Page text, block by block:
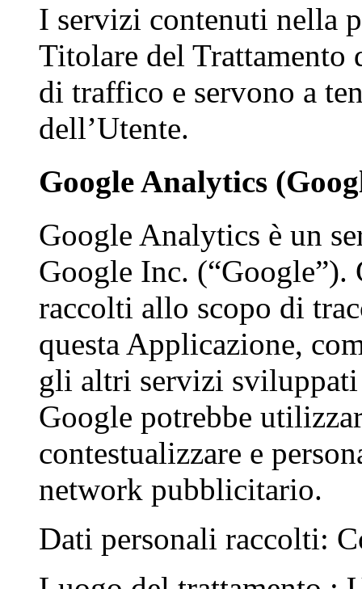
I servizi contenuti nella
Titolare del Trattamento
di traffico e servono a
dell’Utente.
Google Analytics
Google Analytics è un
Google Inc.
raccolti allo scopo di
questa Applicazione,
gli altri servizi sviluppati
Google potrebbe
contestualizzare e
network pubblicitario.
Dati personali raccolti: